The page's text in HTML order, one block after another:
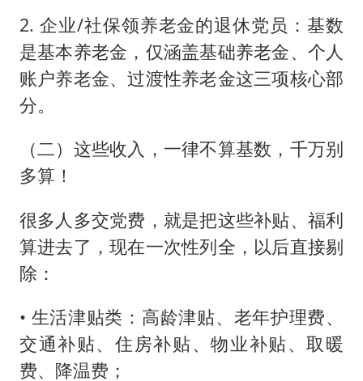
2. 企业/社保领养老金的退休党员：基数
是基本养老金，仅涵盖基础养老金、个人
账户养老金、过渡性养老金这三项核心部
分。
（二）这些收入，一律不算基数，千万别
多算！
很多人多交党费，就是把这些补贴、福利
算进去了，现在一次性列全，以后直接剔
除：
• 生活津贴类：高龄津贴、老年护理费、
交通补贴、住房补贴、物业补贴、取暖
费、降温费；